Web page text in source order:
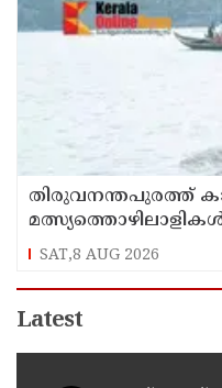
തിരുവനന്തപുരത്ത്
പുലര്‍ച്ചെ തുടങ്ങി
SAT,8 AUG 2026
Latest